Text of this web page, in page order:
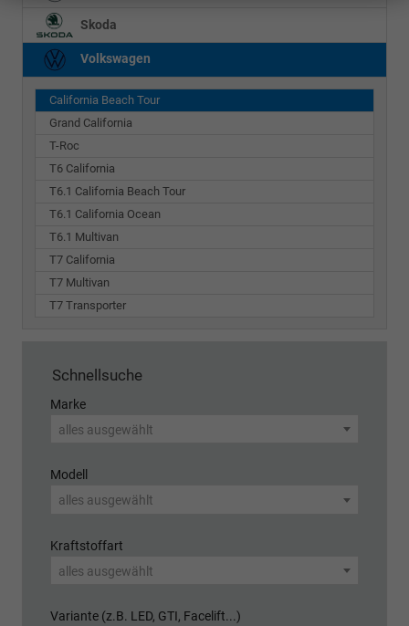
Skoda
Volkswagen
California Beach Tour
Grand California
T-Roc
T6 California
T6.1 California Beach Tour
T6.1 California Ocean
T6.1 Multivan
T7 California
T7 Multivan
T7 Transporter
Schnellsuche
Marke
alles ausgewählt
Modell
alles ausgewählt
Kraftstoffart
alles ausgewählt
Variante (z.B. LED, GTI, Facelift...)